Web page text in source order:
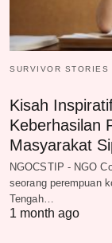
SURVIVOR STORIES
Kisah
Keberhasilan
Masyarakat
NGOCSTIP - NGO
seorang perempuan
Tengah…
1 month ago